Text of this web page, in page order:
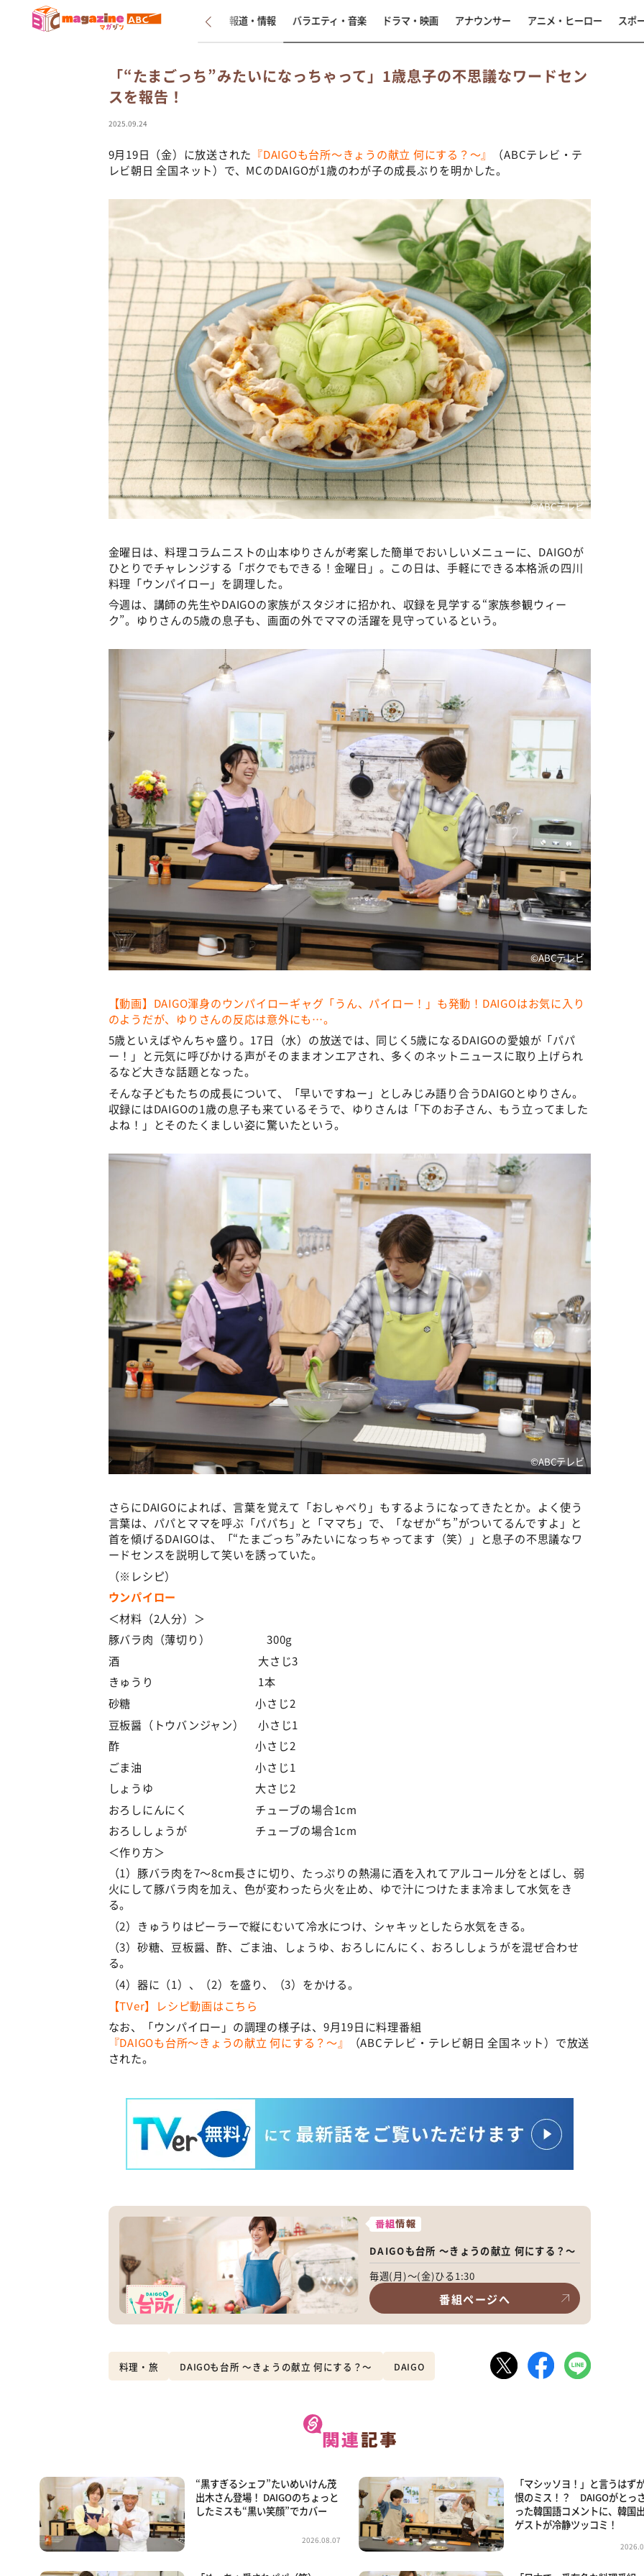
新着 インタビュー 報道・情報 バラエティ・音楽 ドラマ・映画 アナウンサー アニメ・ヒーロー スポ
「“たまごっち”みたいになっちゃって」1歳息子の不思議なワードセン
スを報告！
2025.09.24
9月19日（金）に放送された 『DAIGOも台所～きょうの献立 何にする？～』
（ABCテレビ・テ
レビ朝日 全国ネット）で、MCのDAIGOが1歳のわが子の成長ぶりを明かした。
©ABCテレビ
金曜日は、料理コラムニストの山本ゆりさんが考案した簡単でおいしいメニューに、DAIGOが
ひとりでチャレンジする「ボクでもできる！金曜日」。この日は、手軽にできる本格派の四川
料理「ウンパイロー」を調理した。
今週は、講師の先生やDAIGOの家族がスタジオに招かれ、収録を見学する“家族参観ウィー
ク”。ゆりさんの5歳の息子も、画面の外でママの活躍を見守っているという。
©ABCテレビ
【動画】DAIGO渾身のウンパイローギャグ「うん、パイロー！」も発動！DAIGOはお気に入り
のようだが、ゆりさんの反応は意外にも…。
5歳といえばやんちゃ盛り。17日（水）の放送では、同じく5歳になるDAIGOの愛娘が「パパ
ー！」と元気に呼びかける声がそのままオンエアされ、多くのネットニュースに取り上げられ
るなど大きな話題となった。
そんな子どもたちの成長について、「早いですねー」としみじみ語り合うDAIGOとゆりさん。
収録にはDAIGOの1歳の息子も来ているそうで、ゆりさんは「下のお子さん、もう立ってました
よね！」とそのたくましい姿に驚いたという。
©ABCテレビ
さらにDAIGOによれば、言葉を覚えて「おしゃべり」もするようになってきたとか。よく使う
言葉は、パパとママを呼ぶ「パパち」と「ママち」で、「なぜか“ち”がついてるんですよ」と
首を傾げるDAIGOは、「“たまごっち”みたいになっちゃってます（笑）」と息子の不思議なワ
ードセンスを説明して笑いを誘っていた。
（※レシピ）
ウンパイロー
＜材料（2人分）＞
豚バラ肉（薄切り） 300g
酒 大さじ3
きゅうり 1本
砂糖 小さじ2
豆板醤（トウバンジャン） 小さじ1
酢 小さじ2
ごま油 小さじ1
しょうゆ 大さじ2
おろしにんにく チューブの場合1cm
おろししょうが チューブの場合1cm
＜作り方＞
（1）豚バラ肉を7～8cm長さに切り、たっぷりの熱湯に酒を入れてアルコール分をとばし、弱
火にして豚バラ肉を加え、色が変わったら火を止め、ゆで汁につけたまま冷まして水気をき
る。
（2）きゅうりはピーラーで縦にむいて冷水につけ、シャキッとしたら水気をきる。
（3）砂糖、豆板醤、酢、ごま油、しょうゆ、おろしにんにく、おろししょうがを混ぜ合わせ
る。
（4）器に（1）、（2）を盛り、（3）をかける。
【TVer】レシピ動画はこちら
なお、「ウンパイロー」の調理の様子は、9月19日に料理番組
『DAIGOも台所～きょうの献立 何にする？～』
（ABCテレビ・テレビ朝日 全国ネット）で放送
された。
番組情報
DAIGOも台所 ～きょうの献立 何にする？～
毎週(月)～(金)ひる1:30
番組ページへ
料理・旅 DAIGOも台所 ～きょうの献立 何にする？～ DAIGO
“黒すぎるシェフ”たいめいけん茂
出木さん登場！ DAIGOのちょっと
したミスも“黒い笑顔”でカバー
2026.08.07
「マシッソヨ！」と言うはず
恨のミス！？ DAIGOがとっ
った韓国語コメントに、韓国
ゲストが冷静ツッコミ！